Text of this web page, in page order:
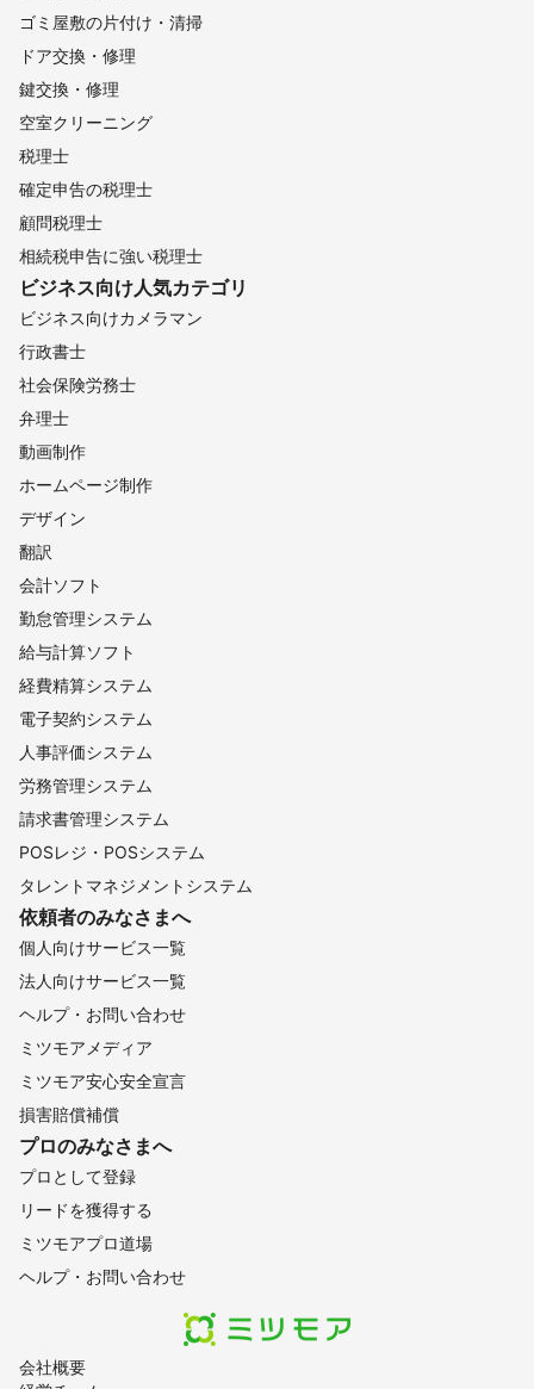
会社概要
ゴミ屋敷の片付け・清掃
ドア交換・修理
鍵交換・修理
空室クリーニング
税理士
確定申告の税理士
顧問税理士
相続税申告に強い税理士
ビジネス向け人気カテゴリ
ビジネス向けカメラマン
行政書士
社会保険労務士
弁理士
動画制作
ホームページ制作
デザイン
翻訳
会計ソフト
勤怠管理システム
給与計算ソフト
経費精算システム
電子契約システム
人事評価システム
労務管理システム
請求書管理システム
POSレジ・POSシステム
タレントマネジメントシステム
依頼者のみなさまへ
個人向けサービス一覧
法人向けサービス一覧
ヘルプ・お問い合わせ
ミツモアメディア
ミツモア安心安全宣言
損害賠償補償
プロのみなさまへ
プロとして登録
リードを獲得する
ミツモアプロ道場
ヘルプ・お問い合わせ